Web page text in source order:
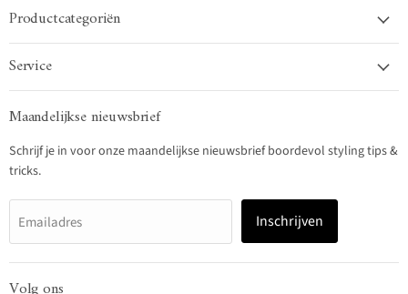
Productcategoriën
Service
Maandelijkse nieuwsbrief
Schrijf je in voor onze maandelijkse nieuwsbrief boordevol styling tips &
tricks.
Emailadres Inschrijven